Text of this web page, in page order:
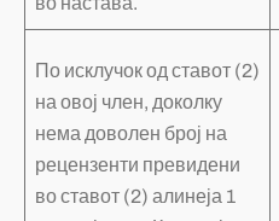
По исклучок од ставот (2)
на овој член, доколку
нема доволен број на
рецензенти превидени
во ставот (2) алинеја 1